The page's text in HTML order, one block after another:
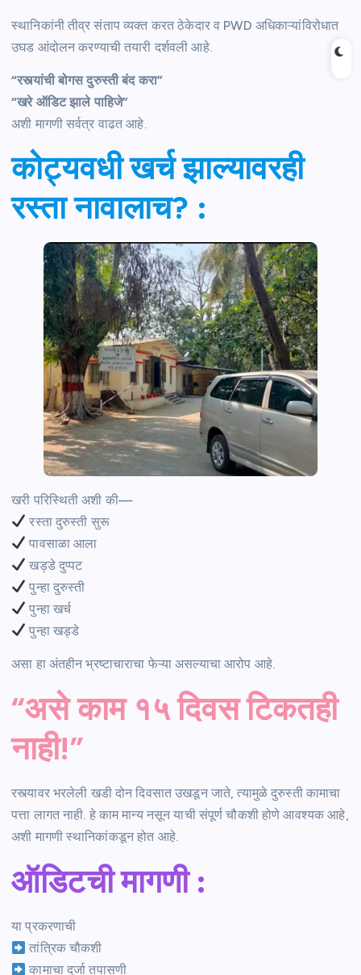
स्थानिकांनी तीव्र संताप व्यक्त करत ठेकेदार व PWD अधिकाऱ्यांविरोधात
उघड आंदोलन करण्याची तयारी दर्शवली आहे.
“रस्त्यांची बोगस दुरुस्ती बंद करा”
“खरे ऑडिट झाले पाहिजे”
अशी मागणी सर्वत्र वाढत आहे.
कोट्यवधी खर्च झाल्यावरही
रस्ता नावालाच? :
खरी परिस्थिती अशी की—
रस्ता दुरुस्ती सुरू
पावसाळा आला
खड्डे दुप्पट
पुन्हा दुरुस्ती
पुन्हा खर्च
पुन्हा खड्डे
असा हा अंतहीन भ्रष्टाचाराचा फेऱ्या असल्याचा आरोप आहे.
“असे काम १५ दिवस टिकतही
नाही!”
रस्त्यावर भरलेली खडी दोन दिवसात उखडून जाते, त्यामुळे दुरुस्ती कामाचा
पत्ता लागत नाही. हे काम मान्य नसून याची संपूर्ण चौकशी होणे आवश्यक आहे,
अशी मागणी स्थानिकांकडून होत आहे.
ऑडिटची मागणी:
या प्रकरणाची
तांत्रिक चौकशी
कामाचा दर्जा तपासणी